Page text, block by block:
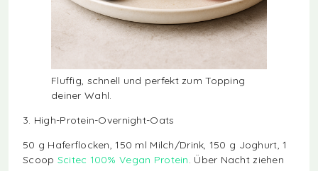
Fluffig, schnell und perfekt zum Topping
deiner Wahl.
3. High-Protein-Overnight-Oats
50 g Haferflocken, 150 ml Milch/Drink, 150 g Joghurt, 1
Scoop Scitec 100% Vegan Protein. Über Nacht ziehen